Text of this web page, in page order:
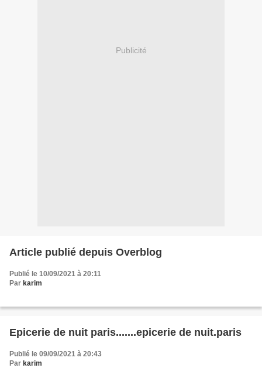
Publicité
Article publié depuis Overblog
Publié le 10/09/2021 à 20:11
Par karim
Epicerie de nuit paris.......epicerie de nuit.paris
Publié le 09/09/2021 à 20:43
Par karim